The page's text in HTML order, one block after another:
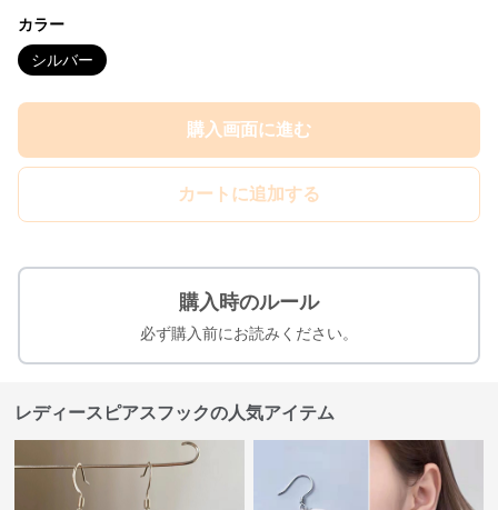
カラー
シルバー
購入画面に進む
カートに追加する
購入時のルール
必ず購入前にお読みください。
レディースピアスフックの人気アイテム